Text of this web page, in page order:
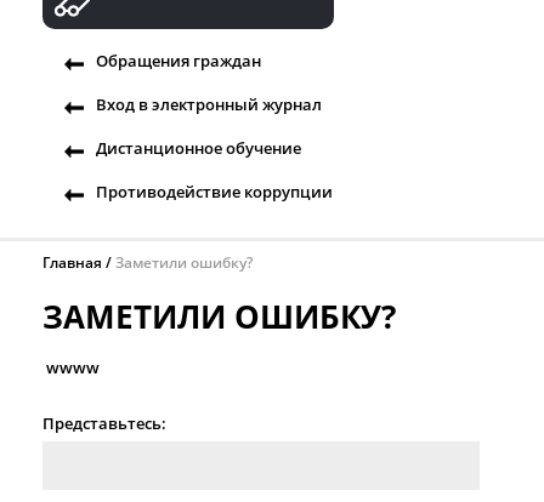
Обращения граждан
Вход в электронный журнал
Дистанционное обучение
Противодействие коррупции
Главная Заметили ошибку?
ЗАМЕТИЛИ ОШИБКУ?
wwww
Представьтесь: